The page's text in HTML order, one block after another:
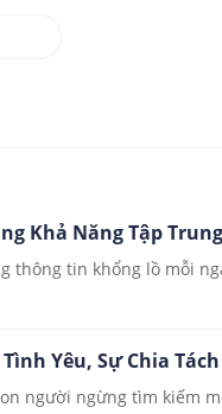
Khả Năng Tập
thông tin khổng lồ mỗi
Yêu, Sự Chia
người ngừng tìm kiếm